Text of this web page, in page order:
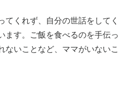
てくれず、自分の世話をしてく
ます。ご飯を食べるのを手伝っ
ないことなど、ママがいないこ